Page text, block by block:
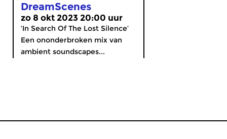
DreamScenes
zo 8 okt 2023 20:00 uur
‘In Search Of The Lost Silence’
Een ononderbroken mix van
ambient soundscapes...